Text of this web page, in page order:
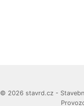
© 2026 stavrd.cz -